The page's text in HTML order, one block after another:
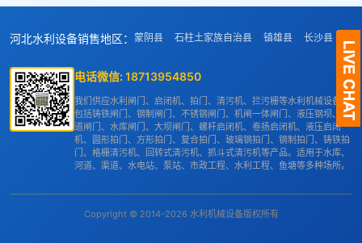
河北水利设备销售地区： 蒙阴县 石柱土家族自治县 镇雄县 长沙县
电话微信:18713954850
我们供应水利闸门、启闭机、拍门、清污机、拦污栅等水利机械设备，
包括铸铁闸门、钢制闸门、不锈钢闸门、机闸一体闸门、液压钢坝、渠
道闸门、水库闸门、大坝闸门、螺杆启闭机、卷扬启闭机、液压启闭
机、圆形拍门、方形拍门、复合拍门、玻璃钢拍门、钢制拍门、铸铁拍
门、格栅清污机、回转式清污机、抓斗式清污机等产品。适用于水库、
河道、渠道、水电站、泵站、市政工程、水利工程、鱼塘等多种场所。
Copyright © 2014-2026 水利机械设备版权所有